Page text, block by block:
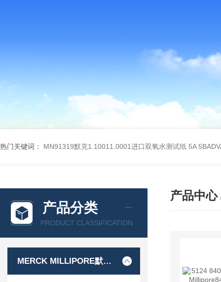
热门关键词： MN91319默克1.10011.0001进口双氧水测试纸 5A
产品分类
PRODUCT CLASSIFICATION
MERCK MILLIPORE默克密理博产品
产品中心